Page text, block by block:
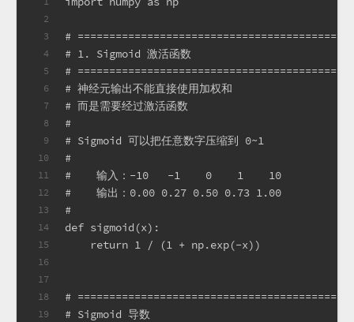
2
3
4
5
6
7
8
9
10
11
12
13
14
15
16
17
18
19
#
# 1. Sigmoid 激活函数
#
# 神经元输出不能直接使用加权和
# 而是需要经过激活函数
#
# Sigmoid 可以把任意数字压缩到 0~1
#
#    输入：-10   -1    0    1    10
#    输出：0.00 0.27 0.50 0.73 1.00
#
def sigmoid(x):
    return 1 / (1 + np.exp(-x))
#
# Sigmoid 导数